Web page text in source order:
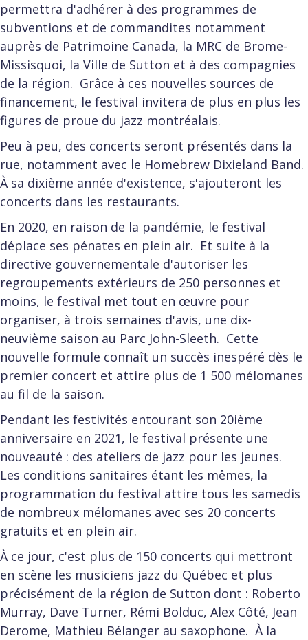
permettra d'adhérer à des programmes de
subventions et de commandites notamment
auprès de Patrimoine Canada, la MRC de Brome-
Missisquoi, la Ville de Sutton et à des compagnies
de la région. Grâce à ces nouvelles sources de
financement, le festival invitera de plus en plus les
figures de proue du jazz montréalais.
Peu à peu, des concerts seront présentés dans la
rue, notamment avec le Homebrew Dixieland Band.
À sa dixième année d'existence, s'ajouteront les
concerts dans les restaurants.
En 2020, en raison de la pandémie, le festival
déplace ses pénates en plein air. Et suite à la
directive gouvernementale d'autoriser les
regroupements extérieurs de 250 personnes et
moins, le festival met tout en œuvre pour
organiser, à trois semaines d'avis, une dix-
neuvième saison au Parc John-Sleeth. Cette
nouvelle formule connaît un succès inespéré dès le
premier concert et attire plus de 1 500 mélomanes
au fil de la saison.
Pendant les festivités entourant son 20ième
anniversaire en 2021, le festival présente une
nouveauté : des ateliers de jazz pour les jeunes.
Les conditions sanitaires étant les mêmes, la
programmation du festival attire tous les samedis
de nombreux mélomanes avec ses 20 concerts
gratuits et en plein air.
À ce jour, c'est plus de 150 concerts qui mettront
en scène les musiciens jazz du Québec et plus
précisément de la région de Sutton dont : Roberto
Murray, Dave Turner, Rémi Bolduc, Alex Côté, Jean
Derome, Mathieu Bélanger au saxophone. À la